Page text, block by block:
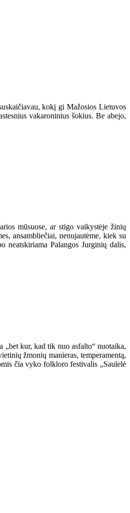
kokį gi Mažosios Lietuvos
vakaroninius šokius. Be abejo,
mūsuose, ar stigo vaikystėje žinių
ansambliečiai, nenujautėme, kiek su
neatskiriama Palangos Jurginių dalis,
kur, kad tik nuo asfalto“ nuotaika,
žmonių manieras, temperamentą,
čia vyko folkloro festivalis „Saulelė